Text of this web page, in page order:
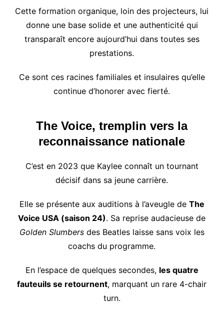
Cette formation organique, loin des projecteurs, lui
donne une base solide et une authenticité qui
transparaît encore aujourd’hui dans toutes ses
prestations.
Ce sont ces racines familiales et insulaires qu’elle
continue d’honorer avec fierté.
The Voice, tremplin vers la
reconnaissance nationale
C’est en 2023 que Kaylee connaît un tournant
décisif dans sa jeune carrière.
Elle se présente aux auditions à l’aveugle de The
Voice USA (saison 24). Sa reprise audacieuse de
Golden Slumbersdes Beatles laisse sans voix les
coachs du programme.
En l’espace de quelques secondes, les quatre
fauteuils se retournent, marquant un rare 4-chair
turn.